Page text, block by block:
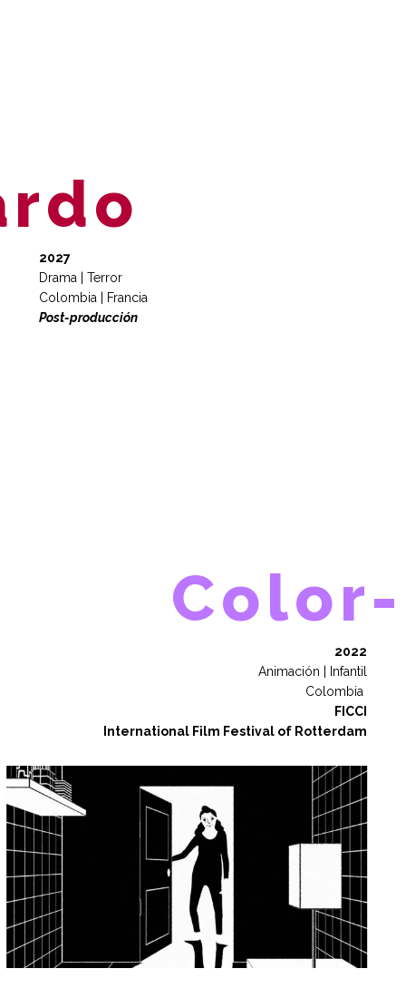
2027
Drama | Terror
Colombia | Francia
Post-producción
2022
Animación | Infantil
Colombia
FICCI
International Film Festival of Rotterdam